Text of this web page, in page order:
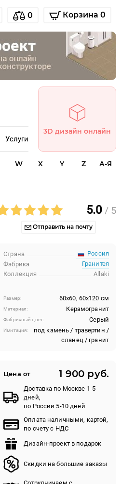
0 Корзина 0
Услуги
3D дизайн онлайн
W X Y Z А-Я
5.0 / 5
Отправить на почту
Страна
Россия
Фабрика
Гранитея
Коллекция
Allaki
Размер: 60x60, 60x120 см
Материал: Керамогранит
Фабричный цвет: Серый
Имитация:
под камень / травертин /
сланец / гранит
Цена от 1 900 руб.
Доставка по Москве 1-5
дней,
по России 5-10 дней
Оплата наличными, картой,
по счету с НДС
Дизайн-проект в подарок
Скидки на большие заказы
Сотрудничаем с